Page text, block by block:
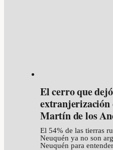
El cerro que
extranjerización
Martín de los
El 54% de las tierras
Neuquén ya no son
Neuquén para